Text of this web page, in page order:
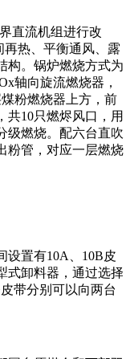
直流机组进行改
热、平衡通风、露
构。锅炉燃烧方式为
轴向旋流燃烧器，
粉燃烧器上方，前
共10只燃烬风口，用
级燃烧。配六台直吹
粉管，对应一层燃烧
设置有10A、10B皮
式卸料器，通过选择
带分别可以向两台